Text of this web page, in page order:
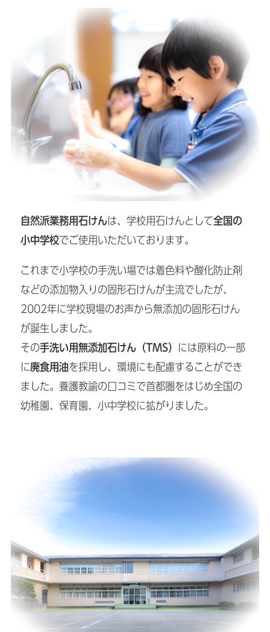
自然派業務用石けんは、学校用石けんとして全国の
小中学校でご使用いただいております。
これまで小学校の手洗い場では着色料や酸化防止剤
などの添加物入りの固形石けんが主流でしたが、
2002年に学校現場のお声から無添加の固形石けん
が誕生しました。
その手洗い用無添加石けん（TMS）
には原料の一部
に廃食用油を採用し、環境にも配慮することができ
ました。養護教諭の口コミで首都圏をはじめ全国の
幼稚園、保育園、小中学校に拡がりました。